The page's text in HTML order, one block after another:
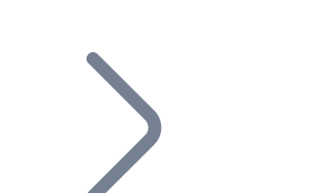
Bitcoin